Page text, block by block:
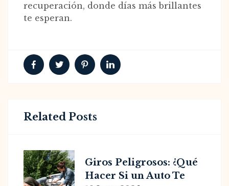
recuperación, donde días más brillantes
te esperan.
Related Posts
Giros Peligrosos: ¿Qué
Hacer Si un Auto Te